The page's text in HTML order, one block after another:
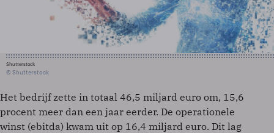
Shutterstock
© Shutterstock
Het bedrijf zette in totaal 46,5 miljard euro om, 15,6
procent meer dan een jaar eerder. De operationele
winst (ebitda) kwam uit op 16,4 miljard euro. Dit lag